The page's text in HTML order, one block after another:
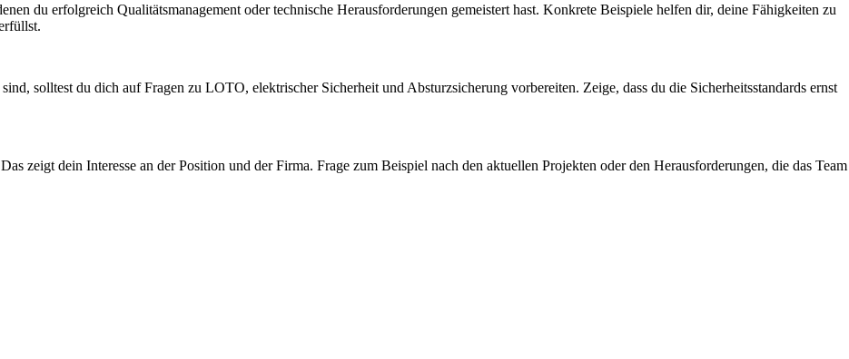
du erfolgreich Qualitätsmanagement oder technische Herausforderungen gemeistert hast. Konkrete Beispiele helfen dir, deine Fähigkeiten zu
solltest du dich auf Fragen zu LOTO, elektrischer Sicherheit und Absturzsicherung vorbereiten. Zeige, dass du die Sicherheitsstandards ernst
zeigt dein Interesse an der Position und der Firma. Frage zum Beispiel nach den aktuellen Projekten oder den Herausforderungen, die das Team